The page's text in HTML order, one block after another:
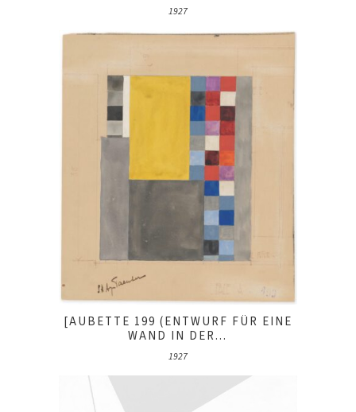
1927
[AUBETTE 199 (ENTWURF FÜR EINE
WAND IN DER...
1927